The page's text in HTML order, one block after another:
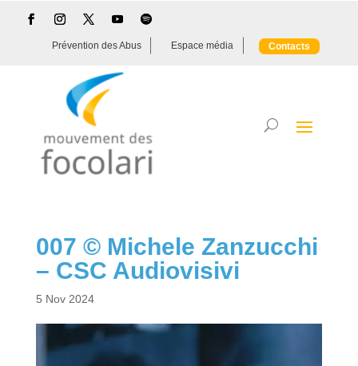
Prévention des Abus Espace média Contacts
007 © Michele Zanzucchi
– CSC Audiovisivi
5 Nov 2024